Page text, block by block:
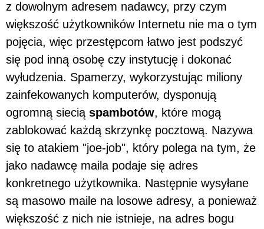
z dowolnym adresem nadawcy, przy czym
większość użytkowników Internetu nie ma o tym
pojęcia, więc przestępcom łatwo jest podszyć
się pod inną osobę czy instytucję i dokonać
wyłudzenia. Spamerzy, wykorzystując miliony
zainfekowanych komputerów, dysponują
ogromną siecią spambotów, które mogą
zablokować każdą skrzynkę pocztową. Nazywa
się to atakiem "joe-job", który polega na tym, że
jako nadawcę maila podaje się adres
konkretnego użytkownika. Następnie wysyłane
są masowo maile na losowe adresy, a ponieważ
większość z nich nie istnieje, na adres bogu